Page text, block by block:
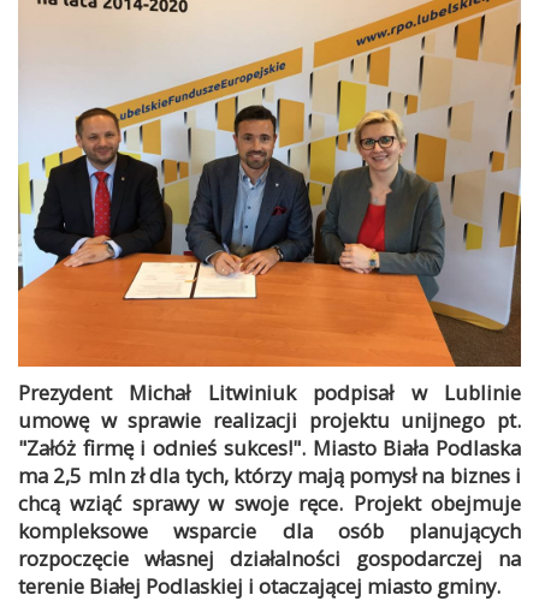
Prezydent Michał Litwiniuk podpisał w Lublinie
umowę w sprawie realizacji projektu unijnego pt.
"Załóż firmę i odnieś sukces!". Miasto Biała Podlaska
ma 2,5 mln zł dla tych, którzy mają pomysł na biznes i
chcą wziąć sprawy w swoje ręce. Projekt obejmuje
kompleksowe wsparcie dla osób planujących
rozpoczęcie własnej działalności gospodarczej na
terenie Białej Podlaskiej i otaczającej miasto gminy.